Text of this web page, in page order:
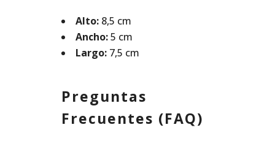
Alto: 8,5 cm
Ancho:5 cm
Largo: 7,5 cm
Preguntas
Frecuentes (FAQ)